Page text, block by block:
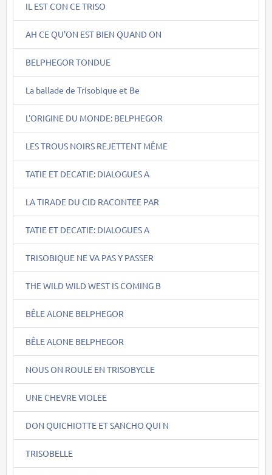
IL EST CON CE TRISO
AH CE QU'ON EST BIEN QUAND ON
BELPHEGOR TONDUE
La ballade de Trisobique et Be
L'ORIGINE DU MONDE: BELPHEGOR
LES TROUS NOIRS REJETTENT MÊME
TATIE ET DECATIE: DIALOGUES A
LA TIRADE DU CID RACONTEE PAR
TATIE ET DECATIE: DIALOGUES A
TRISOBIQUE NE VA PAS Y PASSER
THE WILD WILD WEST IS COMING B
BÊLE ALONE BELPHEGOR
BÊLE ALONE BELPHEGOR
NOUS ON ROULE EN TRISOBYCLE
UNE CHEVRE VIOLEE
DON QUICHIOTTE ET SANCHO QUI N
TRISOBELLE